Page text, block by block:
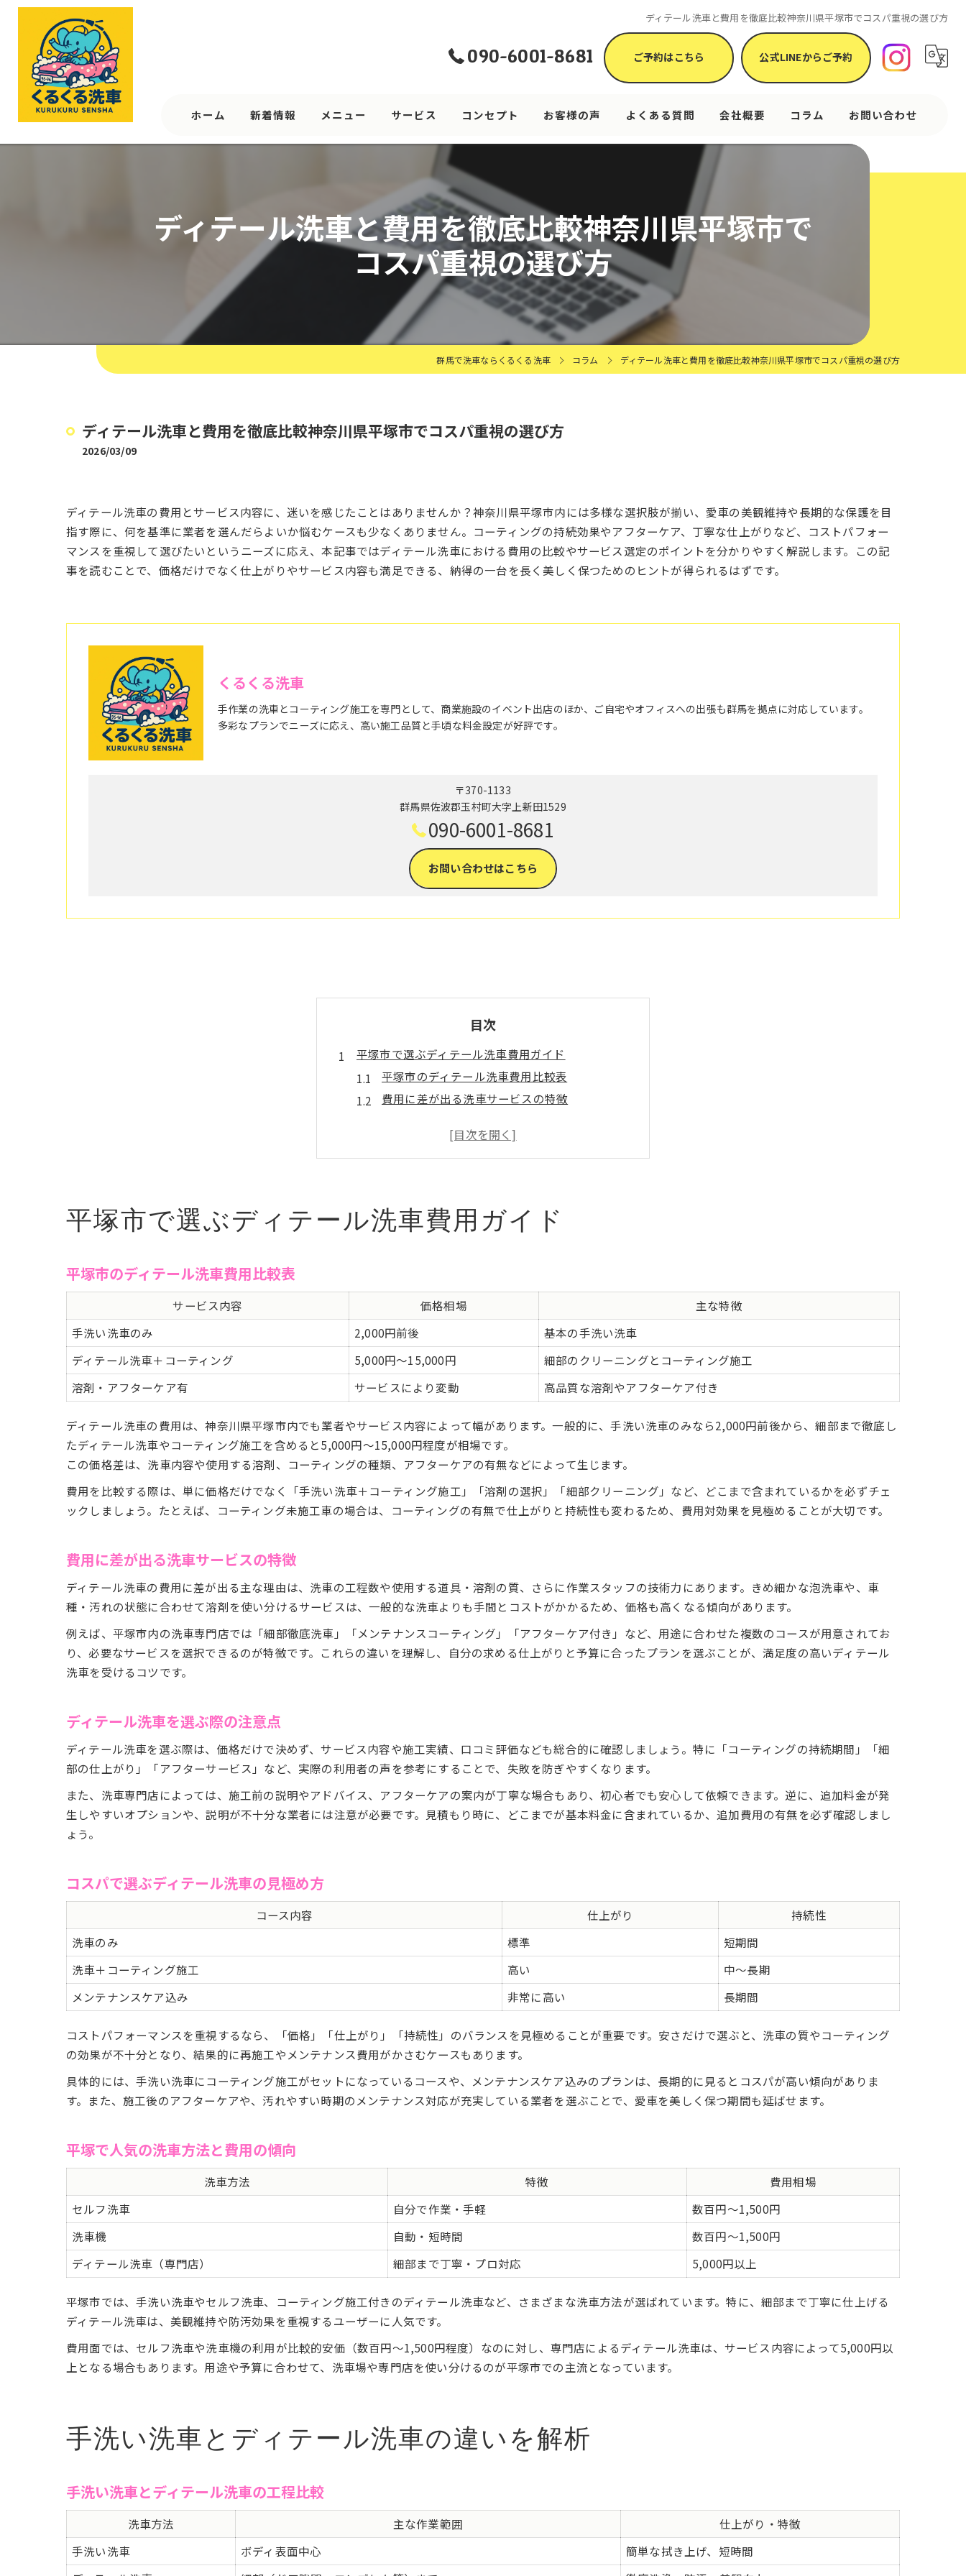
ディテール洗車と費用を徹底比較神奈川県平塚市でコスパ重視の選び方
090-6001-8681 ご予約はこちら 公式LINEからご予約
ホーム 新着情報 メニュー サービス コンセプト お客様の声 よくある質問 会社概要 コラム お問い合わせ
ディテール洗車と費用を徹底比較神奈川県平塚市で
コスパ重視の選び方
群馬で洗車ならくるくる洗車 コラム ディテール洗車と費用を徹底比較神奈川県平塚市でコスパ重視の選び方
ディテール洗車と費用を徹底比較神奈川県平塚市でコスパ重視の選び方
2026/03/09
ディテール洗車の費用とサービス内容に、迷いを感じたことはありませんか？神奈川県平塚市内には多様な選択肢が揃い、愛車の美観維持や長期的な保護を目
指す際に、何を基準に業者を選んだらよいか悩むケースも少なくありません。コーティングの持続効果やアフターケア、丁寧な仕上がりなど、コストパフォー
マンスを重視して選びたいというニーズに応え、本記事ではディテール洗車における費用の比較やサービス選定のポイントを分かりやすく解説します。この記
事を読むことで、価格だけでなく仕上がりやサービス内容も満足できる、納得の一台を長く美しく保つためのヒントが得られるはずです。
くるくる洗車
手作業の洗車とコーティング施工を専門として、商業施設のイベント出店のほか、ご自宅やオフィスへの出張も群馬を拠点に対応しています。
多彩なプランでニーズに応え、高い施工品質と手頃な料金設定が好評です。
〒370-1133
群馬県佐波郡玉村町大字上新田1529
090-6001-8681
お問い合わせはこちら
目次
平塚市で選ぶディテール洗車費用ガイド
平塚市のディテール洗車費用比較表
費用に差が出る洗車サービスの特徴
コスパで選ぶディテール洗車の見極め方
手洗い洗車とディテール洗車の工程比較
ディテール洗車ならではの仕上がりの違い
平塚市で選ぶ洗車方法のポイント
セルフ派も納得のディテール洗車活用法
セルフ洗車とディテール洗車の費用比較
自分でできるディテール洗車の基本
セルフでも活かせるプロの洗車テクニック
費用を抑えて美観を保つ方法
洗車専門サービスで愛車が蘇る理由とは
プロが実践する洗車の技術力とは
専門サービス利用の満足度が高い理由
ディテール洗車費用と効果のバランス追求
費用別ディテール洗車の効果比較表
コスパ重視派が選ぶ洗車の基準
仕上がり重視なら費用はどう変わる？
コスパ重視で選ぶ洗車サービス比較表
平塚市で注目のディテール洗車活用術
お得に利用できる洗車サービスの探し方
費用も納得のディテール洗車の選び方
平塚市で選ぶディテール洗車費用ガイド
平塚市のディテール洗車費用比較表
サービス内容 価格相場
主な特徴
手洗い洗車のみ
2,000円前後
基本の手洗い洗車
ディテール洗車＋コーティング
5,000円～15,000円
細部のクリーニングとコーティング施工
溶剤・アフターケア有
サービスにより変動 高品質な溶剤やアフターケア付き
ディテール洗車の費用は、神奈川県平塚市内でも業者やサービス内容によって幅があります。一般的に、手洗い洗車のみなら2,000円前後から、細部まで徹底し
たディテール洗車やコーティング施工を含めると5,000円〜15,000円程度が相場です。
この価格差は、洗車内容や使用する溶剤、コーティングの種類、アフターケアの有無などによって生じます。
費用を比較する際は、単に価格だけでなく「手洗い洗車＋コーティング施工」「溶剤の選択」「細部クリーニング」など、どこまで含まれているかを必ずチェ
ックしましょう。たとえば、コーティング未施工車の場合は、コーティングの有無で仕上がりと持続性も変わるため、費用対効果を見極めることが大切です。
費用に差が出る洗車サービスの特徴
ディテール洗車の費用に差が出る主な理由は、洗車の工程数や使用する道具・溶剤の質、さらに作業スタッフの技術力にあります。きめ細かな泡洗車や、車
種・汚れの状態に合わせて溶剤を使い分けるサービスは、一般的な洗車よりも手間とコストがかかるため、価格も高くなる傾向があります。
例えば、平塚市内の洗車専門店では「細部徹底洗車」「メンテナンスコーティング」「アフターケア付き」など、用途に合わせた複数のコースが用意されてお
り、必要なサービスを選択できるのが特徴です。これらの違いを理解し、自分の求める仕上がりと予算に合ったプランを選ぶことが、満足度の高いディテール
洗車を受けるコツです。
ディテール洗車を選ぶ際の注意点
ディテール洗車を選ぶ際は、価格だけで決めず、サービス内容や施工実績、口コミ評価なども総合的に確認しましょう。特に「コーティングの持続期間」「細
部の仕上がり」「アフターサービス」など、実際の利用者の声を参考にすることで、失敗を防ぎやすくなります。
また、洗車専門店によっては、施工前の説明やアドバイス、アフターケアの案内が丁寧な場合もあり、初心者でも安心して依頼できます。逆に、追加料金が発
生しやすいオプションや、説明が不十分な業者には注意が必要です。見積もり時に、どこまでが基本料金に含まれているか、追加費用の有無を必ず確認しまし
ょう。
コスパで選ぶディテール洗車の見極め方
コース内容 仕上がり
持続性
洗車のみ
標準
短期間
洗車＋コーティング施工
高い
中～長期
メンテナンスケア込み
非常に高い 長期間
コストパフォーマンスを重視するなら、「価格」「仕上がり」「持続性」のバランスを見極めることが重要です。安さだけで選ぶと、洗車の質やコーティング
の効果が不十分となり、結果的に再施工やメンテナンス費用がかさむケースもあります。
具体的には、手洗い洗車にコーティング施工がセットになっているコースや、メンテナンスケア込みのプランは、長期的に見るとコスパが高い傾向がありま
す。また、施工後のアフターケアや、汚れやすい時期のメンテナンス対応が充実している業者を選ぶことで、愛車を美しく保つ期間も延ばせます。
平塚で人気の洗車方法と費用の傾向
洗車方法 特徴
費用相場
セルフ洗車
自分で作業・手軽
数百円～1,500円
洗車機
自動・短時間
数百円～1,500円
ディテール洗車（専門店）
細部まで丁寧・プロ対応 5,000円以上
平塚市では、手洗い洗車やセルフ洗車、コーティング施工付きのディテール洗車など、さまざまな洗車方法が選ばれています。特に、細部まで丁寧に仕上げる
ディテール洗車は、美観維持や防汚効果を重視するユーザーに人気です。
費用面では、セルフ洗車や洗車機の利用が比較的安価（数百円〜1,500円程度）なのに対し、専門店によるディテール洗車は、サービス内容によって5,000円以
上となる場合もあります。用途や予算に合わせて、洗車場や専門店を使い分けるのが平塚市での主流となっています。
手洗い洗車とディテール洗車の違いを解析
手洗い洗車とディテール洗車の工程比較
洗車方法 主な作業範囲
仕上がり・特徴
手洗い洗車
ボディ表面中心
簡単な拭き上げ、短時間